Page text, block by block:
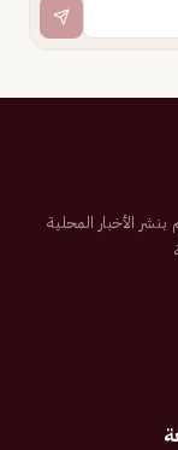
تم تأسيسها عام 2007م تهتم بنشر الأخبار المحلية